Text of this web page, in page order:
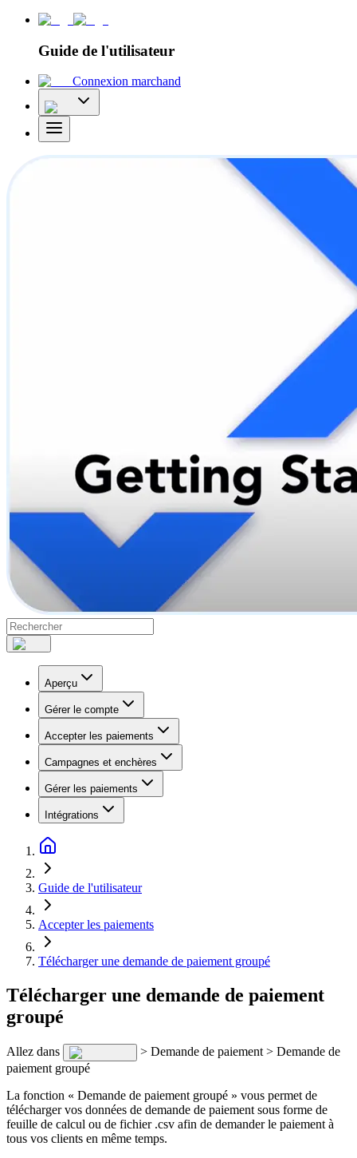
Guide de l'utilisateur
Connexion marchand
Aperçu
Gérer le compte
Accepter les paiements
Campagnes et enchères
Gérer les paiements
Intégrations
Guide de l'utilisateur
Accepter les paiements
Télécharger une demande de paiement groupé
Télécharger une demande de paiement
groupé
Allez dans
> Demande de paiement > Demande de
paiement groupé
La fonction « Demande de paiement groupé » vous permet de
télécharger vos données de demande de paiement sous forme de
feuille de calcul ou de fichier .csv afin de demander le paiement à
tous vos clients en même temps.